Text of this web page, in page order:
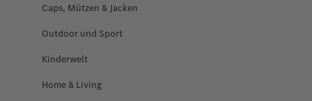
Caps, Mützen & Jacken
Outdoor und Sport
Kinderwelt
Home & Living